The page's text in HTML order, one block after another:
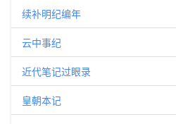
续补明纪编年
云中事纪
近代笔记过眼录
皇朝本记